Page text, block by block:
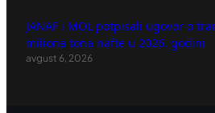
JANAF i MOL potpisali ugovor o
miliona tona nafte u 2026. godini
avgust 6, 2026